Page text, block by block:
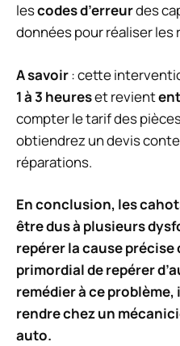
lescodes d’erreurdes
données pour réaliser
A savoir: cette
1 à 3 heureset revient
compter le tarif des
obtiendrez un devis
réparations.
En conclusion, les
être dus à plusieurs
repérer la cause précise
primordial de repérer
remédier à ce
rendre chez un
auto.